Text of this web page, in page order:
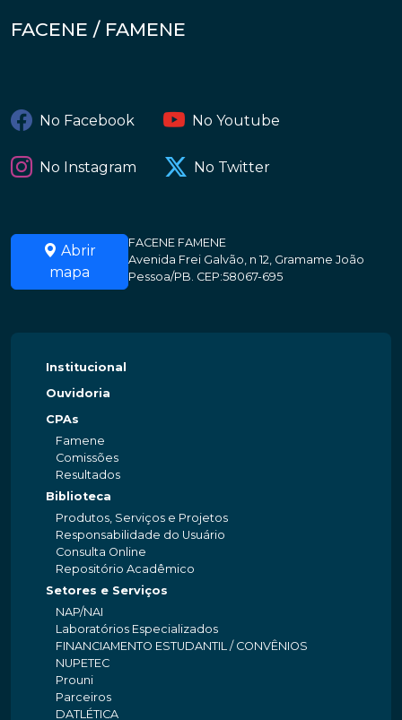
FACENE / FAMENE
No Facebook No Youtube
No Instagram No Twitter
Abrir
mapa
FACENE FAMENE
Avenida Frei Galvão, n 12, Gramame João
Pessoa/PB. CEP:58067-695
Institucional
Ouvidoria
CPAs
Famene
Comissões
Resultados
Biblioteca
Produtos, Serviços e Projetos
Responsabilidade do Usuário
Consulta Online
Repositório Acadêmico
Setores e Serviços
NAP/NAI
Laboratórios Especializados
FINANCIAMENTO ESTUDANTIL / CONVÊNIOS
NUPETEC
Prouni
Parceiros
DATLÉTICA